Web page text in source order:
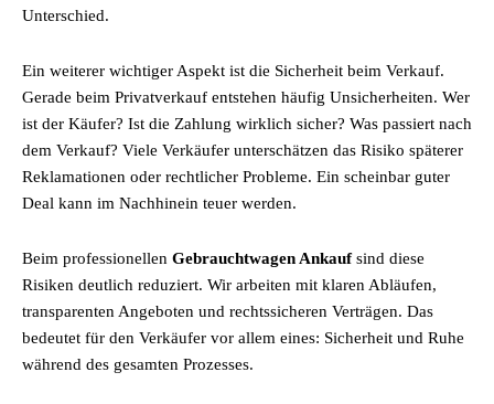
Unterschied.
Ein weiterer wichtiger Aspekt ist die Sicherheit beim Verkauf.
Gerade beim Privatverkauf entstehen häufig Unsicherheiten. Wer
ist der Käufer? Ist die Zahlung wirklich sicher? Was passiert nach
dem Verkauf? Viele Verkäufer unterschätzen das Risiko späterer
Reklamationen oder rechtlicher Probleme. Ein scheinbar guter
Deal kann im Nachhinein teuer werden.
Beim professionellen Gebrauchtwagen Ankaufsind diese
Risiken deutlich reduziert. Wir arbeiten mit klaren Abläufen,
transparenten Angeboten und rechtssicheren Verträgen. Das
bedeutet für den Verkäufer vor allem eines: Sicherheit und Ruhe
während des gesamten Prozesses.